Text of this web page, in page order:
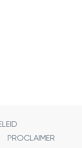
PROCLAIMER